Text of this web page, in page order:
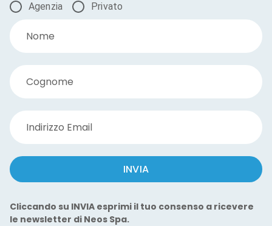
Agenzia Privato
Nome
Cognome
Indirizzo Email
INVIA
Cliccando su INVIA esprimi il tuo consenso a ricevere
le newsletter di Neos Spa.